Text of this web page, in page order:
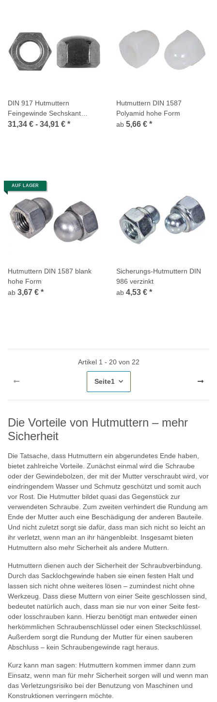
DIN 917 Hutmuttern
Feingewinde Sechskant
niedrige Form Edelstahl A2
31,34 € - 34,91 € *
Hutmuttern DIN 1587
Polyamid hohe Form
ab 5,66 € *
AUF LAGER
Hutmuttern DIN 1587 blank
hohe Form
ab 3,67 € *
Sicherungs-Hutmuttern DIN
986 verzinkt
ab 4,53 € *
Artikel 1 - 20 von 22
Seite1
Die Vorteile von Hutmuttern – mehr
Sicherheit
Die Tatsache, dass Hutmuttern ein abgerundetes Ende haben,
bietet zahlreiche Vorteile. Zunächst einmal wird die Schraube
oder der Gewindebolzen, der mit der Mutter verschraubt wird, vor
eindringendem Wasser und Schmutz geschützt und somit auch
vor Rost. Die Hutmutter bildet quasi das Gegenstück zur
verwendeten Schraube. Zum zweiten verhindert die Rundung am
Ende der Mutter auch eine Beschädigung der anderen Bauteile.
Und nicht zuletzt sorgt sie dafür, dass man sich nicht so leicht an
ihr verletzt, wenn man an ihr hängenbleibt. Insgesamt bieten
Hutmuttern also mehr Sicherheit als andere Muttern.
Hutmuttern dienen auch der Sicherheit der Schraubverbindung.
Durch das Sacklochgewinde haben sie einen festen Halt und
lassen sich nicht ohne weiteres lösen – zumindest nicht ohne
Werkzeug. Dass diese Muttern von einer Seite geschlossen sind,
bedeutet natürlich auch, dass man sie nur von einer Seite fest-
oder losschrauben kann. Hierzu benötigt man entweder einen
herkömmlichen Schraubenschlüssel oder einen Steckschlüssel.
Außerdem sorgt die Rundung der Mutter für einen sauberen
Abschluss – kein Schraubengewinde ragt heraus.
Kurz kann man sagen: Hutmuttern kommen immer dann zum
Einsatz, wenn man für mehr Sicherheit sorgen will und wenn man
das Verletzungsrisiko bei der Benutzung von Maschinen und
Konstruktionen verringern möchte.